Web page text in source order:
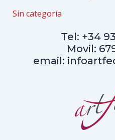
Sin categoría
Tel: +34
Movil:
email: